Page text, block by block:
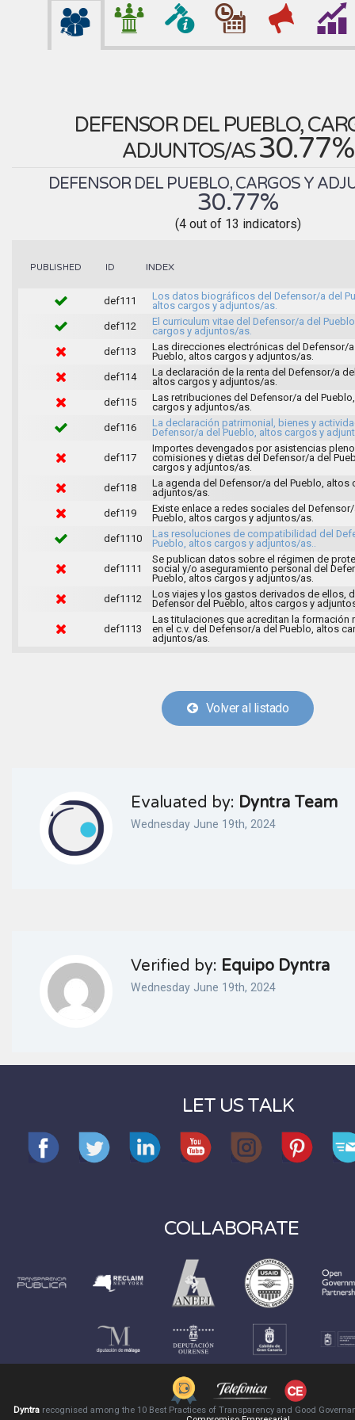
DEFENSOR DEL PUEBLO,
ADJUNTOS/AS30.77%
DEFENSOR DEL PUEBLO, CARGOS Y
30.77%
(4 out of 13 indicators)
PUBLISHED ID INDEX
def111
Los datos biográficos del Defensor/a del
altos cargos y adjuntos/as.
def112
El curriculum vitae del Defensor/a del
cargos y adjuntos/as.
def113
Las direcciones electrónicas del Defensor/
Pueblo, altos cargos y adjuntos/as.
def114
La declaración de la renta del Defensor/a
altos cargos y adjuntos/as.
def115
Las retribuciones del Defensor/a del
cargos y adjuntos/as.
def116
La declaración patrimonial, bienes y
Defensor/a del Pueblo, altos cargos y
def117
Importes devengados por asistencias
comisiones y dietas del Defensor/a del
cargos y adjuntos/as.
def118
La agenda del Defensor/a del Pueblo, altos
adjuntos/as.
def119
Existe enlace a redes sociales del
Pueblo, altos cargos y adjuntos/as.
def1110
Las resoluciones de compatibilidad del
Pueblo, altos cargos y adjuntos/as..
def1111
Se publican datos sobre el régimen de
social y/o aseguramiento personal del
Pueblo, altos cargos y adjuntos/as.
def1112
Los viajes y los gastos derivados de ellos,
Defensor del Pueblo, altos cargos y
def1113
Las titulaciones que acreditan la formación
en el c.v. del Defensor/a del Pueblo, altos
adjuntos/as.
Volver al listado
Evaluated by: Dyntra Team
Wednesday June 19th, 2024
Verified by: Equipo Dyntra
Wednesday June 19th, 2024
LET US TALK
COLLABORATE
Dyntra recognised among the 10 Best Practices of Transparency and Good